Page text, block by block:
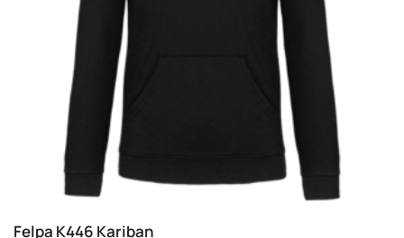
Felpa K446 Kariban